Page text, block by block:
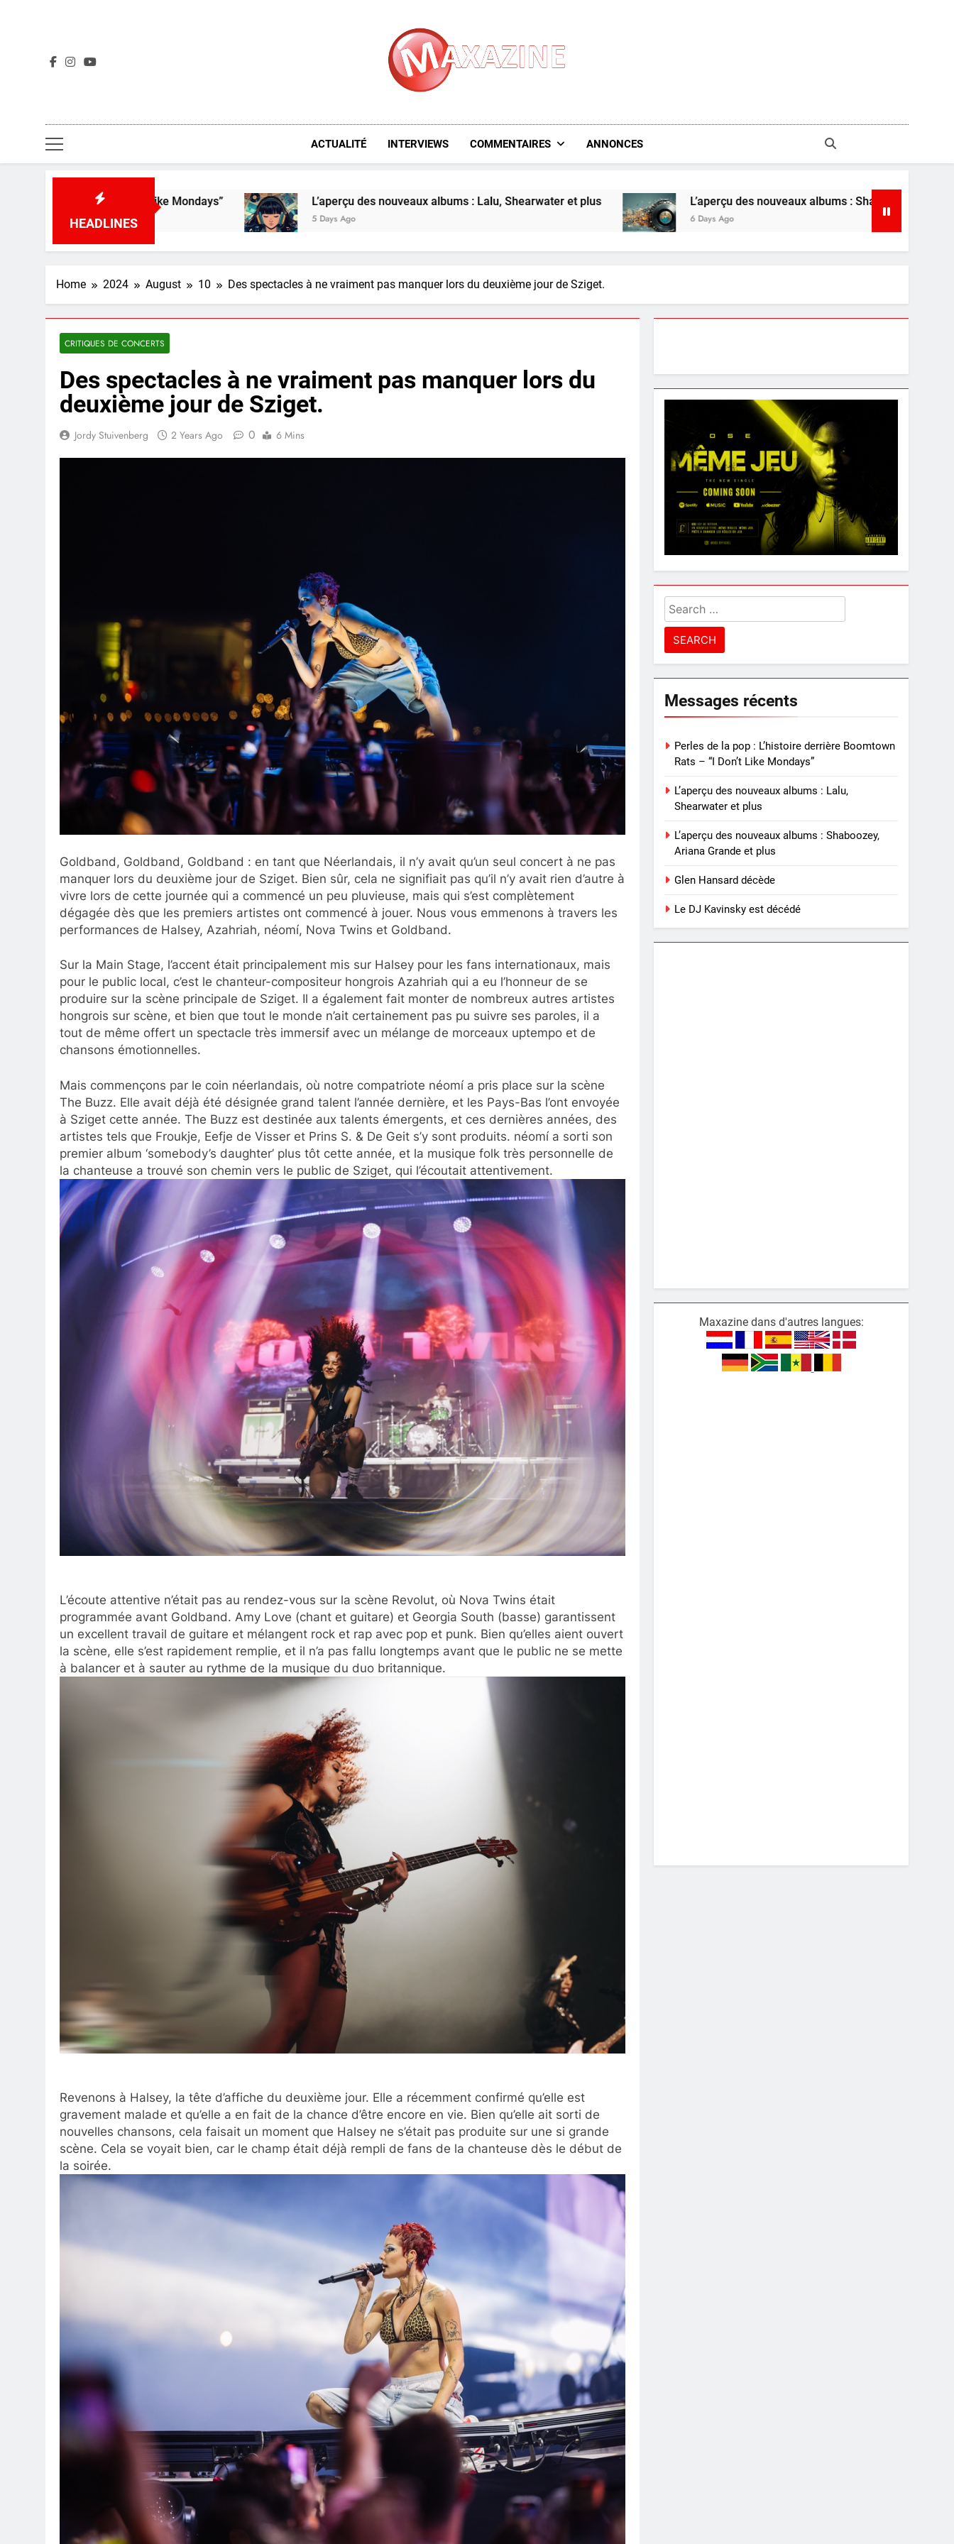
Maxazine.fr
ACTUALITÉ INTERVIEWS COMMENTAIRES ANNONCES
HEADLINES
L’aperçu des nouveaux albums : Lalu, Shearwater et plus L’aperçu des nouveaux albums : Shaboozey, Ariana Grande et plus
Home 2024 August 10 Des spectacles à ne vraiment pas manquer lors du deuxième jour de Sziget.
CRITIQUES DE CONCERTS
Des spectacles à ne vraiment pas manquer lors du
deuxième jour de Sziget.
Jordy Stuivenberg 2 Years Ago 0 6 Mins
Goldband, Goldband, Goldband : en tant que Néerlandais, il n’y avait qu’un seul concert à ne pas
manquer lors du deuxième jour de Sziget. Bien sûr, cela ne signifiait pas qu’il n’y avait rien d’autre à
vivre lors de cette journée qui a commencé un peu pluvieuse, mais qui s’est complètement
dégagée dès que les premiers artistes ont commencé à jouer. Nous vous emmenons à travers les
performances de Halsey, Azahriah, néomí, Nova Twins et Goldband.
Sur la Main Stage, l’accent était principalement mis sur Halsey pour les fans internationaux, mais
pour le public local, c’est le chanteur-compositeur hongrois Azahriah qui a eu l’honneur de se
produire sur la scène principale de Sziget. Il a également fait monter de nombreux autres artistes
hongrois sur scène, et bien que tout le monde n’ait certainement pas pu suivre ses paroles, il a
tout de même offert un spectacle très immersif avec un mélange de morceaux uptempo et de
chansons émotionnelles.
Mais commençons par le coin néerlandais, où notre compatriote néomí a pris place sur la scène
The Buzz. Elle avait déjà été désignée grand talent l’année dernière, et les Pays-Bas l’ont envoyée
à Sziget cette année. The Buzz est destinée aux talents émergents, et ces dernières années, des
artistes tels que Froukje, Eefje de Visser et Prins S. & De Geit s’y sont produits. néomí a sorti son
premier album ‘somebody’s daughter’ plus tôt cette année, et la musique folk très personnelle de
la chanteuse a trouvé son chemin vers le public de Sziget, qui l’écoutait attentivement.
L’écoute attentive n’était pas au rendez-vous sur la scène Revolut, où Nova Twins était
programmée avant Goldband. Amy Love (chant et guitare) et Georgia South (basse) garantissent
un excellent travail de guitare et mélangent rock et rap avec pop et punk. Bien qu’elles aient ouvert
la scène, elle s’est rapidement remplie, et il n’a pas fallu longtemps avant que le public ne se mette
à balancer et à sauter au rythme de la musique du duo britannique.
Revenons à Halsey, la tête d’affiche du deuxième jour. Elle a récemment confirmé qu’elle est
gravement malade et qu’elle a en fait de la chance d’être encore en vie. Bien qu’elle ait sorti de
nouvelles chansons, cela faisait un moment que Halsey ne s’était pas produite sur une si grande
scène. Cela se voyait bien, car le champ était déjà rempli de fans de la chanteuse dès le début de
la soirée.
Search
for:
Messages récents
Perles de la pop : L’histoire derrière Boomtown
Rats – “I Don’t Like Mondays”
L’aperçu des nouveaux albums : Lalu,
Shearwater et plus
L’aperçu des nouveaux albums : Shaboozey,
Ariana Grande et plus
Glen Hansard décède
Le DJ Kavinsky est décédé
Maxazine dans d'autres langues: